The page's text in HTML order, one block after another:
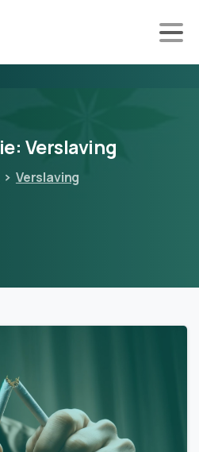
Verslaving
Verslaving